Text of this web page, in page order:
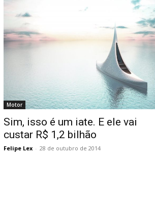
Motor
Sim, isso é um iate. E ele vai
custar R$ 1,2 bilhão
Felipe Lex - 28 de outubro de 2014